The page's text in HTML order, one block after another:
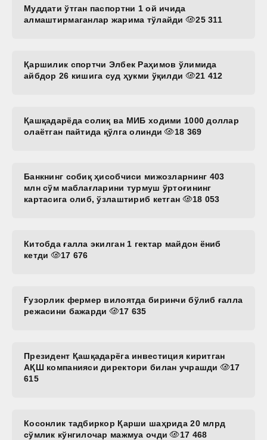
Муддати ўтган паспортни 1 ой ичида
алмаштирмаганлар жарима тўлайди
25 311
Қаршилик спортчи Элбек Раҳимов ўлимида
айбдор 26 кишига суд ҳукми ўқилди
21 412
Қашқадарёда солиқ ва МИБ ходими 1000 доллар
олаётган пайтида қўлга олинди
18 369
Банкнинг собиқ ҳисобчиси мижозларнинг 403
млн сўм маблағларини турмуш ўртоғининг
картасига олиб, ўзлаштириб кетган
18 053
Китобда ғалла экилган 1 гектар майдон ёниб
кетди
17 676
Ғузорлик фермер вилоятда биринчи бўлиб ғалла
режасини бажарди
17 635
Президент Қашқадарёга инвестиция киритган
АҚШ компанияси директори билан учрашди
17
615
Косонлик тадбиркор Қарши шаҳрида 20 млрд
сўмлик кўнгилочар мажмуа очди
17 468